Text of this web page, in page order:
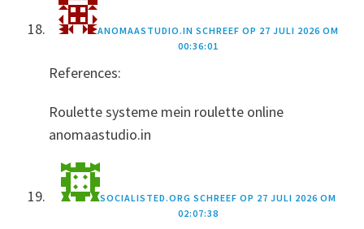
ANOMAASTUDIO.IN SCHREEF OP 27 JULI 2026 OM
00:36:01
References:
Roulette systeme mein roulette online
anomaastudio.in
SOCIALISTED.ORG SCHREEF OP 27 JULI 2026 OM
02:07:38